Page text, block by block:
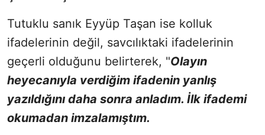
Tutuklu sanık Eyyüp Taşan ise kolluk
ifadelerinin değil, savcılıktaki ifadelerinin
geçerli olduğunu belirterek, "Olayın
heyecanıyla verdiğim ifadenin yanlış
yazıldığını daha sonra anladım. İlk ifademi
okumadan imzalamıştım.